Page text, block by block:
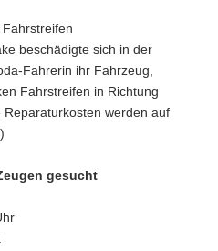
beschädigte sich in der
Fahrerin ihr Fahrzeug,
Fahrstreifen in Richtung
Reparaturkosten werden auf
gesucht